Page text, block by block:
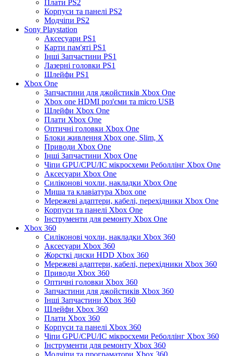
Плати PS2
Корпуси та панелі PS2
Модчіпи PS2
Sony Playstation
Аксесуари PS1
Карти пам'яті PS1
Інші Запчастини PS1
Лазерні головки PS1
Шлейфи PS1
Xbox One
Запчастини для джойстиків Xbox One
Xbox one HDMI роз'єми та micro USB
Шлейфи Xbox One
Плати Xbox One
Оптичні головки Xbox One
Блоки живлення Xbox one, Slim, X
Приводи Xbox One
Інші Запчастини Xbox One
Чіпи GPU/CPU/IC мікросхеми Реболлінг Xbox One
Аксесуари Xbox One
Силіконові чохли, накладки Xbox One
Миша та клавіатура Xbox one
Мережеві адаптери, кабелі, перехідники Xbox One
Корпуси та панелі Xbox One
Інструменти для ремонту Xbox One
Xbox 360
Силіконові чохли, накладки Xbox 360
Аксесуари Xbox 360
Жорсткі диски HDD Xbox 360
Мережеві адаптери, кабелі, перехідники Xbox 360
Приводи Xbox 360
Оптичні головки Xbox 360
Запчастини для джойстиків Xbox 360
Інші Запчастини Xbox 360
Шлейфи Xbox 360
Плати Xbox 360
Корпуси та панелі Xbox 360
Чіпи GPU/CPU/IC мікросхеми Реболлінг Xbox 360
Інструменти для ремонту Xbox 360